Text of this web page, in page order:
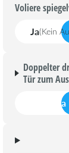
Voliere
Ja(Kein
Doppelter
Tür zum
Ja